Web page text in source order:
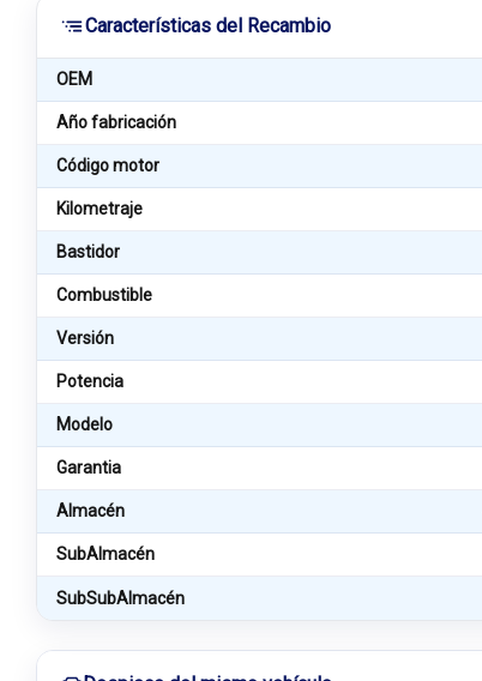
Características del Recambio
OEM
Año fabricación
Código motor
Kilometraje
Bastidor
Combustible
Versión
Potencia
Modelo
Garantia
Almacén
SubAlmacén
SubSubAlmacén